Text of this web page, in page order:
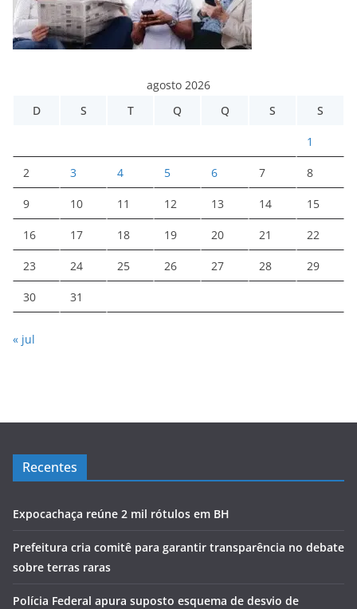
agosto 2026
D
S T Q Q S S
1
2 3 4 5 6 7 8
9 10 11 12 13 14 15
16 17 18 19 20 21 22
23 24 25 26 27 28 29
30 31
« jul
Recentes
Expocachaça reúne 2 mil rótulos em BH
Prefeitura cria comitê para garantir transparência no debate
sobre terras raras
Polícia Federal apura suposto esquema de desvio de